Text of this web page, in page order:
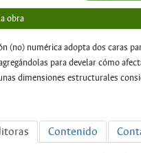
obra
(no) numérica adopta dos caras
para develar cómo
dimensiones estructurales
Contenido